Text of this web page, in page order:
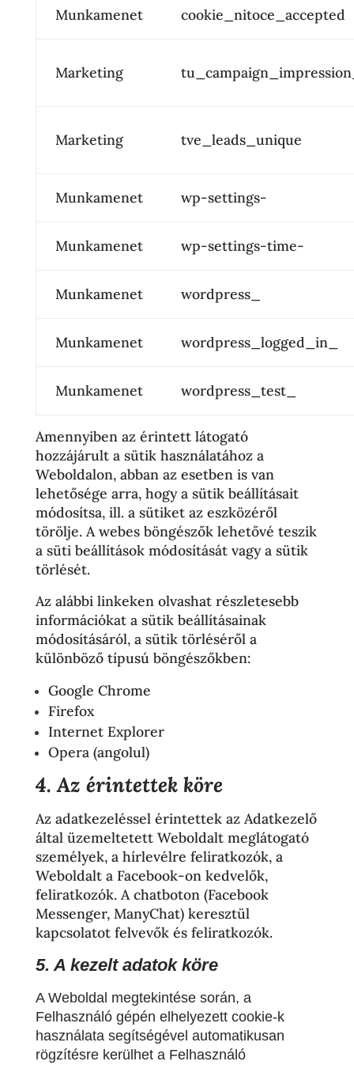
Munkamenet cookie_nitoce_accepted
Marketing
Marketing tve_leads_unique
Munkamenet wp-settings-
Munkamenet wp-settings-time-
Munkamenet wordpress_
Munkamenet wordpress_logged_in_
Munkamenet wordpress_test_
Amennyiben az érintett látogató
hozzájárult a sütik használatához a
Weboldalon, abban az esetben is van
lehetősége arra, hogy a sütik beállításait
módosítsa, ill. a sütiket az eszközéről
törölje. A webes böngészők lehetővé teszik
a süti beállítások módosítását vagy a sütik
törlését.
Az alábbi linkeken olvashat részletesebb
információkat a sütik beállításainak
módosításáról, a sütik törléséről a
különböző típusú böngészőkben:
Google Chrome
Firefox
Internet Explorer
Opera (angolul)
4. Az érintettek köre
Az adatkezeléssel érintettek az Adatkezelő
által üzemeltetett Weboldalt meglátogató
személyek, a hírlevélre feliratkozók, a
Weboldalt a Facebook-on kedvelők,
feliratkozók. A chatboton (Facebook
Messenger, ManyChat) keresztül
kapcsolatot felvevők és feliratkozók.
5. A kezelt adatok köre
A Weboldal megtekintése során, a
Felhasználó gépén elhelyezett cookie-k
használata segítségével automatikusan
rögzítésre kerülhet a Felhasználó